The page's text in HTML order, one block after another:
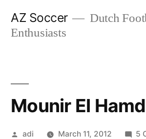
AZ Soccer
Dutch
Enthusiasts
Mounir El
Posted
adi March 11, 2012 5